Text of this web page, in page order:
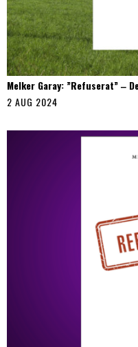
Melker Garay: ”Refuserat” ‒
2 AUG 2024